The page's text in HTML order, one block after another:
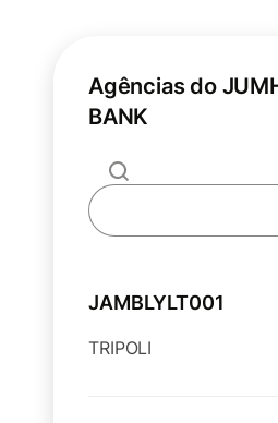
Agências do
BANK
JAMBLYLT001
TRIPOLI